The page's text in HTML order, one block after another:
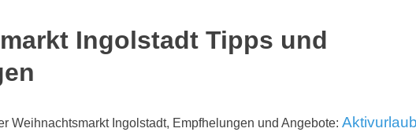
Ingolstadt Tipps und
Weihnachtsmarkt Ingolstadt, Empfhelungen und Angebote: Aktivurlaub